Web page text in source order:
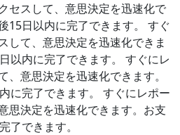
セスして、意思決定を迅速化で
15日以内に完了できます。
すぐ
して、意思決定を迅速化できま
以内に完了できます。
すぐにレ
意思決定を迅速化できます。
に完了できます。
すぐにレポー
思決定を迅速化できます。お支
了できます。